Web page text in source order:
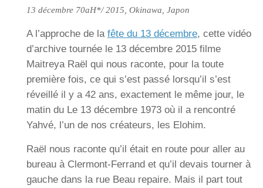
13 décembre 70aH*/ 2015, Okinawa, Japon
A l’approche de la fête du 13 décembre, cette vidéo
d’archive tournée le 13 décembre 2015 filme
Maitreya Raël qui nous raconte, pour la toute
première fois, ce qui s’est passé lorsqu’il s’est
réveillé il y a 42 ans, exactement le même jour, le
matin du Le 13 décembre 1973 où il a rencontré
Yahvé, l’un de nos créateurs, les Elohim.
Raël nous raconte qu’il était en route pour aller au
bureau à Clermont-Ferrand et qu’il devais tourner à
gauche dans la rue Beau repaire. Mais il part tout